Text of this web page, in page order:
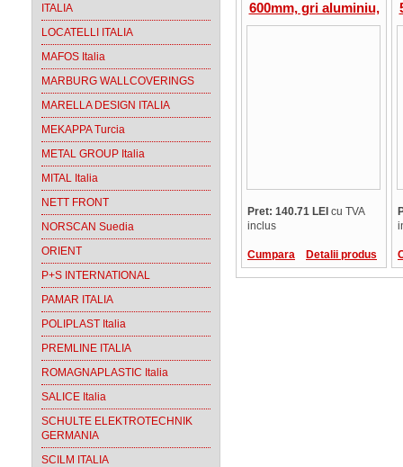
ITALIA
LOCATELLI ITALIA
MAFOS Italia
MARBURG WALLCOVERINGS
MARELLA DESIGN ITALIA
MEKAPPA Turcia
METAL GROUP Italia
MITAL Italia
NETT FRONT
NORSCAN Suedia
ORIENT
P+S INTERNATIONAL
PAMAR ITALIA
POLIPLAST Italia
PREMLINE ITALIA
ROMAGNAPLASTIC Italia
SALICE Italia
SCHULTE ELEKTROTECHNIK
GERMANIA
SCILM ITALIA
600mm, gri aluminiu,
Sistem ROLLER,
Pret: 140.71 LEI cu TVA
inclus
Cumpara Detalii produs